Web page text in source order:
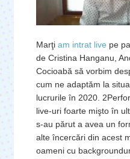
Marţi am intrat live pe
de Cristina Hanganu,
Cocioabă să vorbim
cum ne adaptăm la
lucrurile în 2020.
live-uri foarte mişto în
s-au părut a avea un
alte încercări din acest
oameni cu